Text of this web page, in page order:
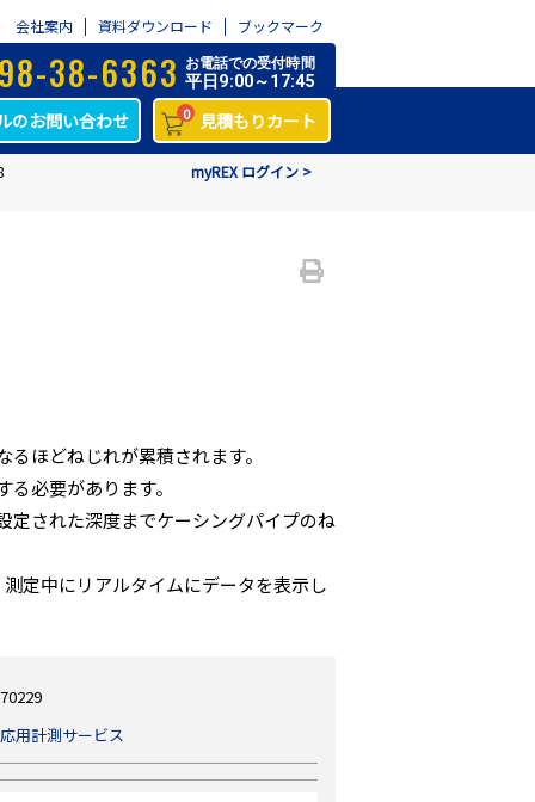
会社案内 資料ダウンロード ブックマーク
38-6363 お電話での受付時間
平日9:00～17:45
のお問い合わせ 0 見積もりカート
myREX ログイン >
ほどねじれが累積されます。
必要があります。
定された深度までケーシングパイプのね
定中にリアルタイムにデータを表示し
70229
応用計測サービス